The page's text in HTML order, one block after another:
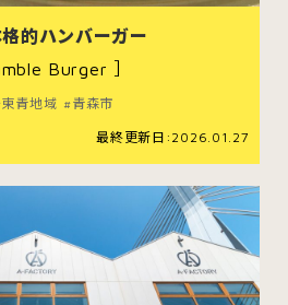
ム
的ハンバーガー
Burger ］
東青地域 青森市
最終更新日:2026.01.27